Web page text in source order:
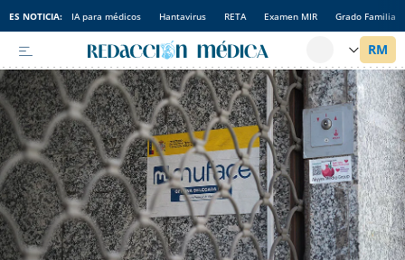
ES NOTICIA: IA para médicos Hantavirus RETA Examen MIR Grado Familia